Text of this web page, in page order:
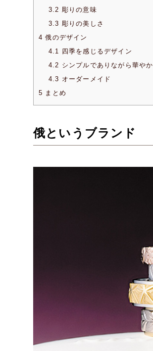
3.2 彫りの意味
3.3 彫りの美しさ
4 俄のデザイン
4.1
四季を感じるデザイン
4.2 シンプルでありながら華やか
4.3 オーダーメイド
5 まとめ
俄というブランド